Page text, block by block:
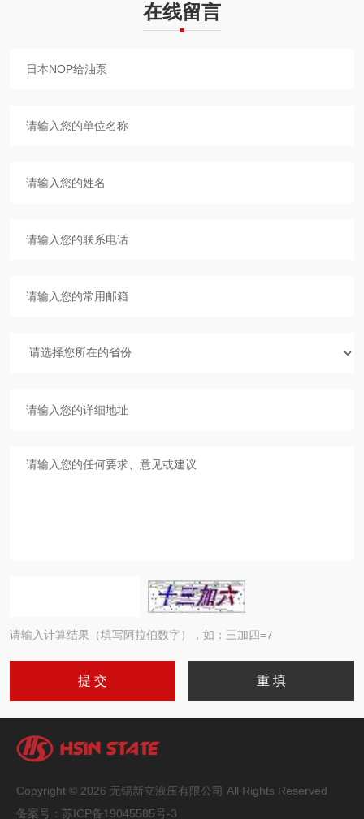
在线留言
请输入计算结果（填写阿拉伯数字），如：三加四=7
Copyright © 2026 无锡新立液压有限公司 All Rights Reserved
备案号： 苏ICP备19045585号-3